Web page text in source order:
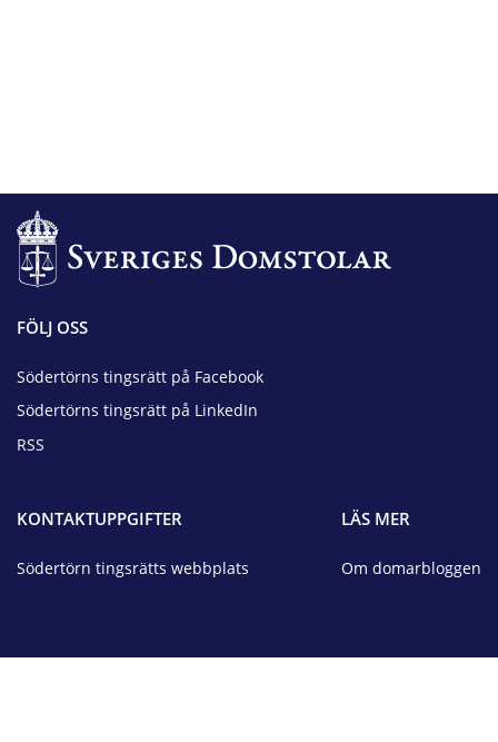
FÖLJ OSS
Södertörns tingsrätt på Facebook
Södertörns tingsrätt på LinkedIn
RSS
KONTAKTUPPGIFTER
Södertörn tingsrätts webbplats
LÄS MER
Om domarbloggen